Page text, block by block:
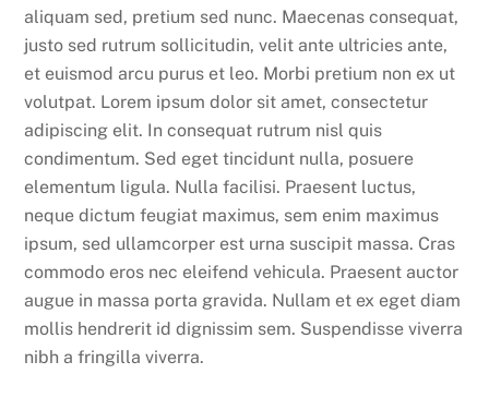
aliquam sed, pretium sed nunc. Maecenas consequat,
justo sed rutrum sollicitudin, velit ante ultricies ante,
et euismod arcu purus et leo. Morbi pretium non ex ut
volutpat. Lorem ipsum dolor sit amet, consectetur
adipiscing elit. In consequat rutrum nisl quis
condimentum. Sed eget tincidunt nulla, posuere
elementum ligula. Nulla facilisi. Praesent luctus,
neque dictum feugiat maximus, sem enim maximus
ipsum, sed ullamcorper est urna suscipit massa. Cras
commodo eros nec eleifend vehicula. Praesent auctor
augue in massa porta gravida. Nullam et ex eget diam
mollis hendrerit id dignissim sem. Suspendisse viverra
nibh a fringilla viverra.